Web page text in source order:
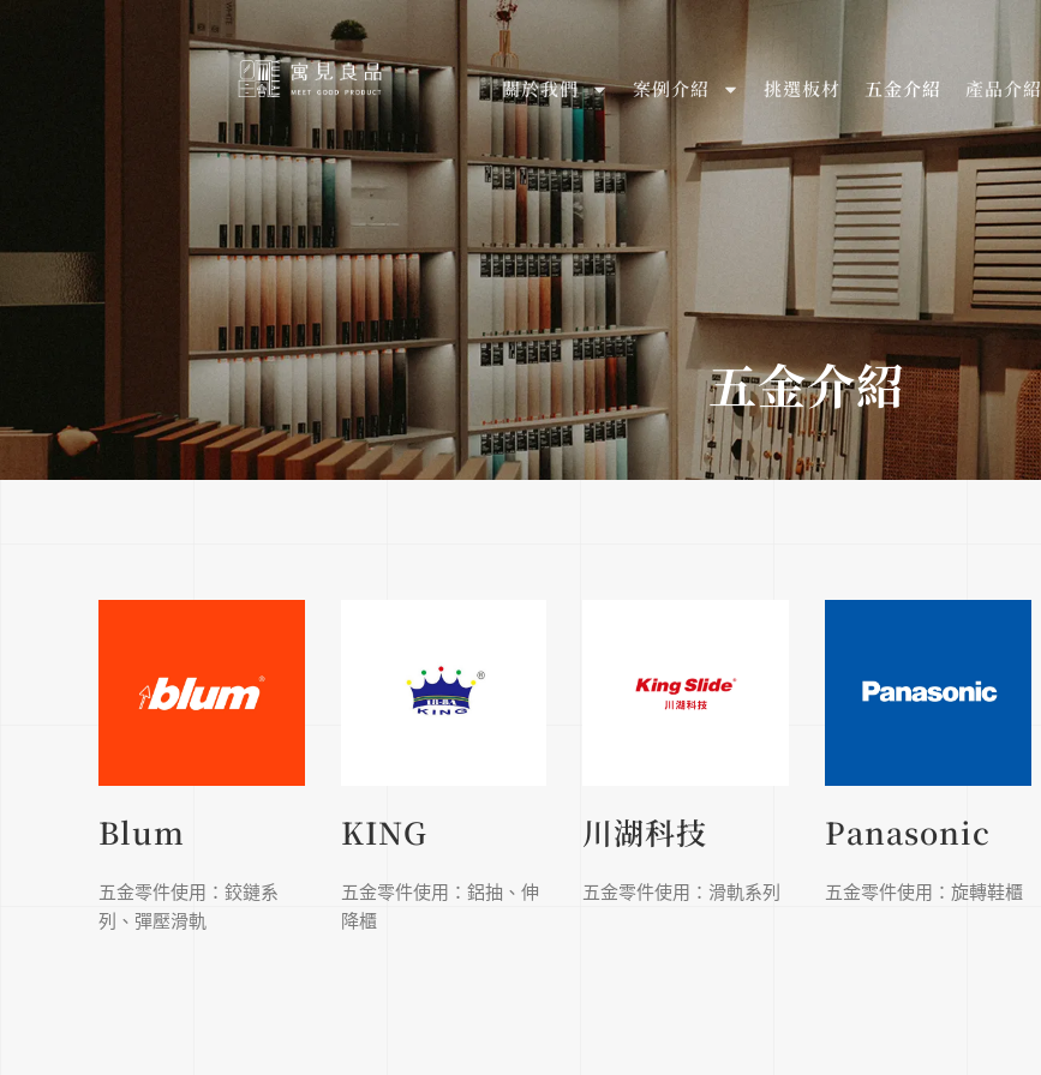
關於我們 案例介紹 挑選板材 五金介紹 產品介紹
五金介紹
Blum
五金零件使用：鉸鏈系
列、彈壓滑軌
KING
五金零件使用：鋁抽、伸
降櫃
川湖科技
五金零件使用：滑軌系列
Panasonic
五金零件使用：旋轉鞋櫃